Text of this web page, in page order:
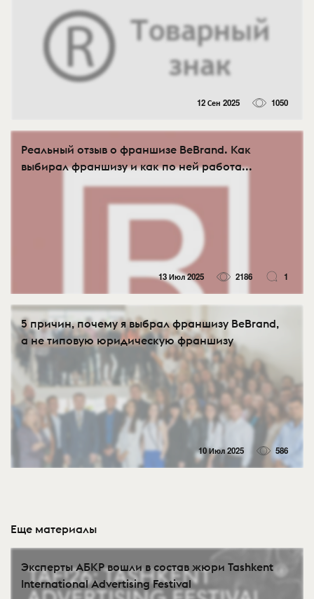
12 Сен 2025 1050
Реальный отзыв о франшизе BeBrand. Как
выбирал франшизу и как по ней работа...
13 Июл 2025 2186 1
5 причин, почему я выбрал франшизу BeBrand,
а не типовую юридическую франшизу
10 Июл 2025 586
Еще материалы
Эксперты АБКР вошли в состав жюри Tashkent
International Advertising Festival